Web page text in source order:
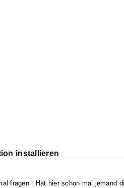
installieren
fragen : Hat hier schon mal jemand